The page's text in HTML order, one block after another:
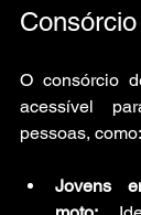
O consórcio
acessível
pessoas, como:
Jovens